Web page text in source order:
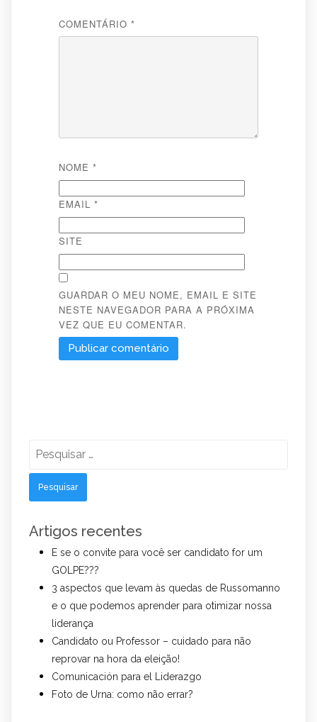
COMENTÁRIO *
NOME *
EMAIL *
SITE
GUARDAR O MEU NOME, EMAIL E SITE
NESTE NAVEGADOR PARA A PRÓXIMA
VEZ QUE EU COMENTAR.
por:
Artigos recentes
E se o convite para você ser candidato for um
GOLPE???
3 aspectos que levam às quedas de Russomanno
e o que podemos aprender para otimizar nossa
liderança
Candidato ou Professor – cuidado para não
reprovar na hora da eleição!
Comunicación para el Liderazgo
Foto de Urna: como não errar?